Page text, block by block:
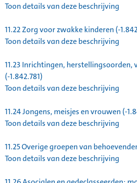
Toon details van deze beschrijving
11.22Zorg voor zwakke kinderen (-
Toon details van deze beschrijving
11.23 Inrichtingen, herstellingsoorden,
(-1.842.781)
Toon details van deze beschrijving
11.24Jongens, meisjes en vrouwen (-
Toon details van deze beschrijving
11.25Overige groepen van
Toon details van deze beschrijving